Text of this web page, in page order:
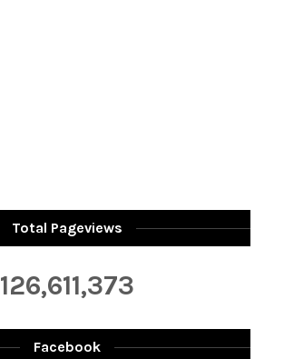
Total Pageviews
126,611,373
Facebook